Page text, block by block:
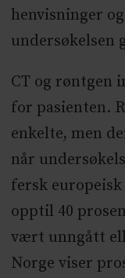
henvisninger
undersøkelsen
CT og røntgen
for pasienten.
enkelte, men
når
fersk
opptil 40
vært unngått
Norge viser